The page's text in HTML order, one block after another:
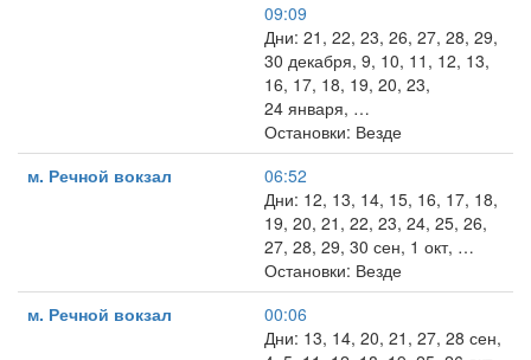
09:09
Дни: 21, 22, 23, 26, 27, 28, 29,
30 декабря, 9, 10, 11, 12, 13,
16, 17, 18, 19, 20, 23,
24 января, …
Остановки: Везде
м. Речной вокзал
06:52
Дни: 12, 13, 14, 15, 16, 17, 18,
19, 20, 21, 22, 23, 24, 25, 26,
27, 28, 29, 30 сен, 1 окт, …
Остановки: Везде
м. Речной вокзал
00:06
Дни: 13, 14, 20, 21, 27, 28 сен,